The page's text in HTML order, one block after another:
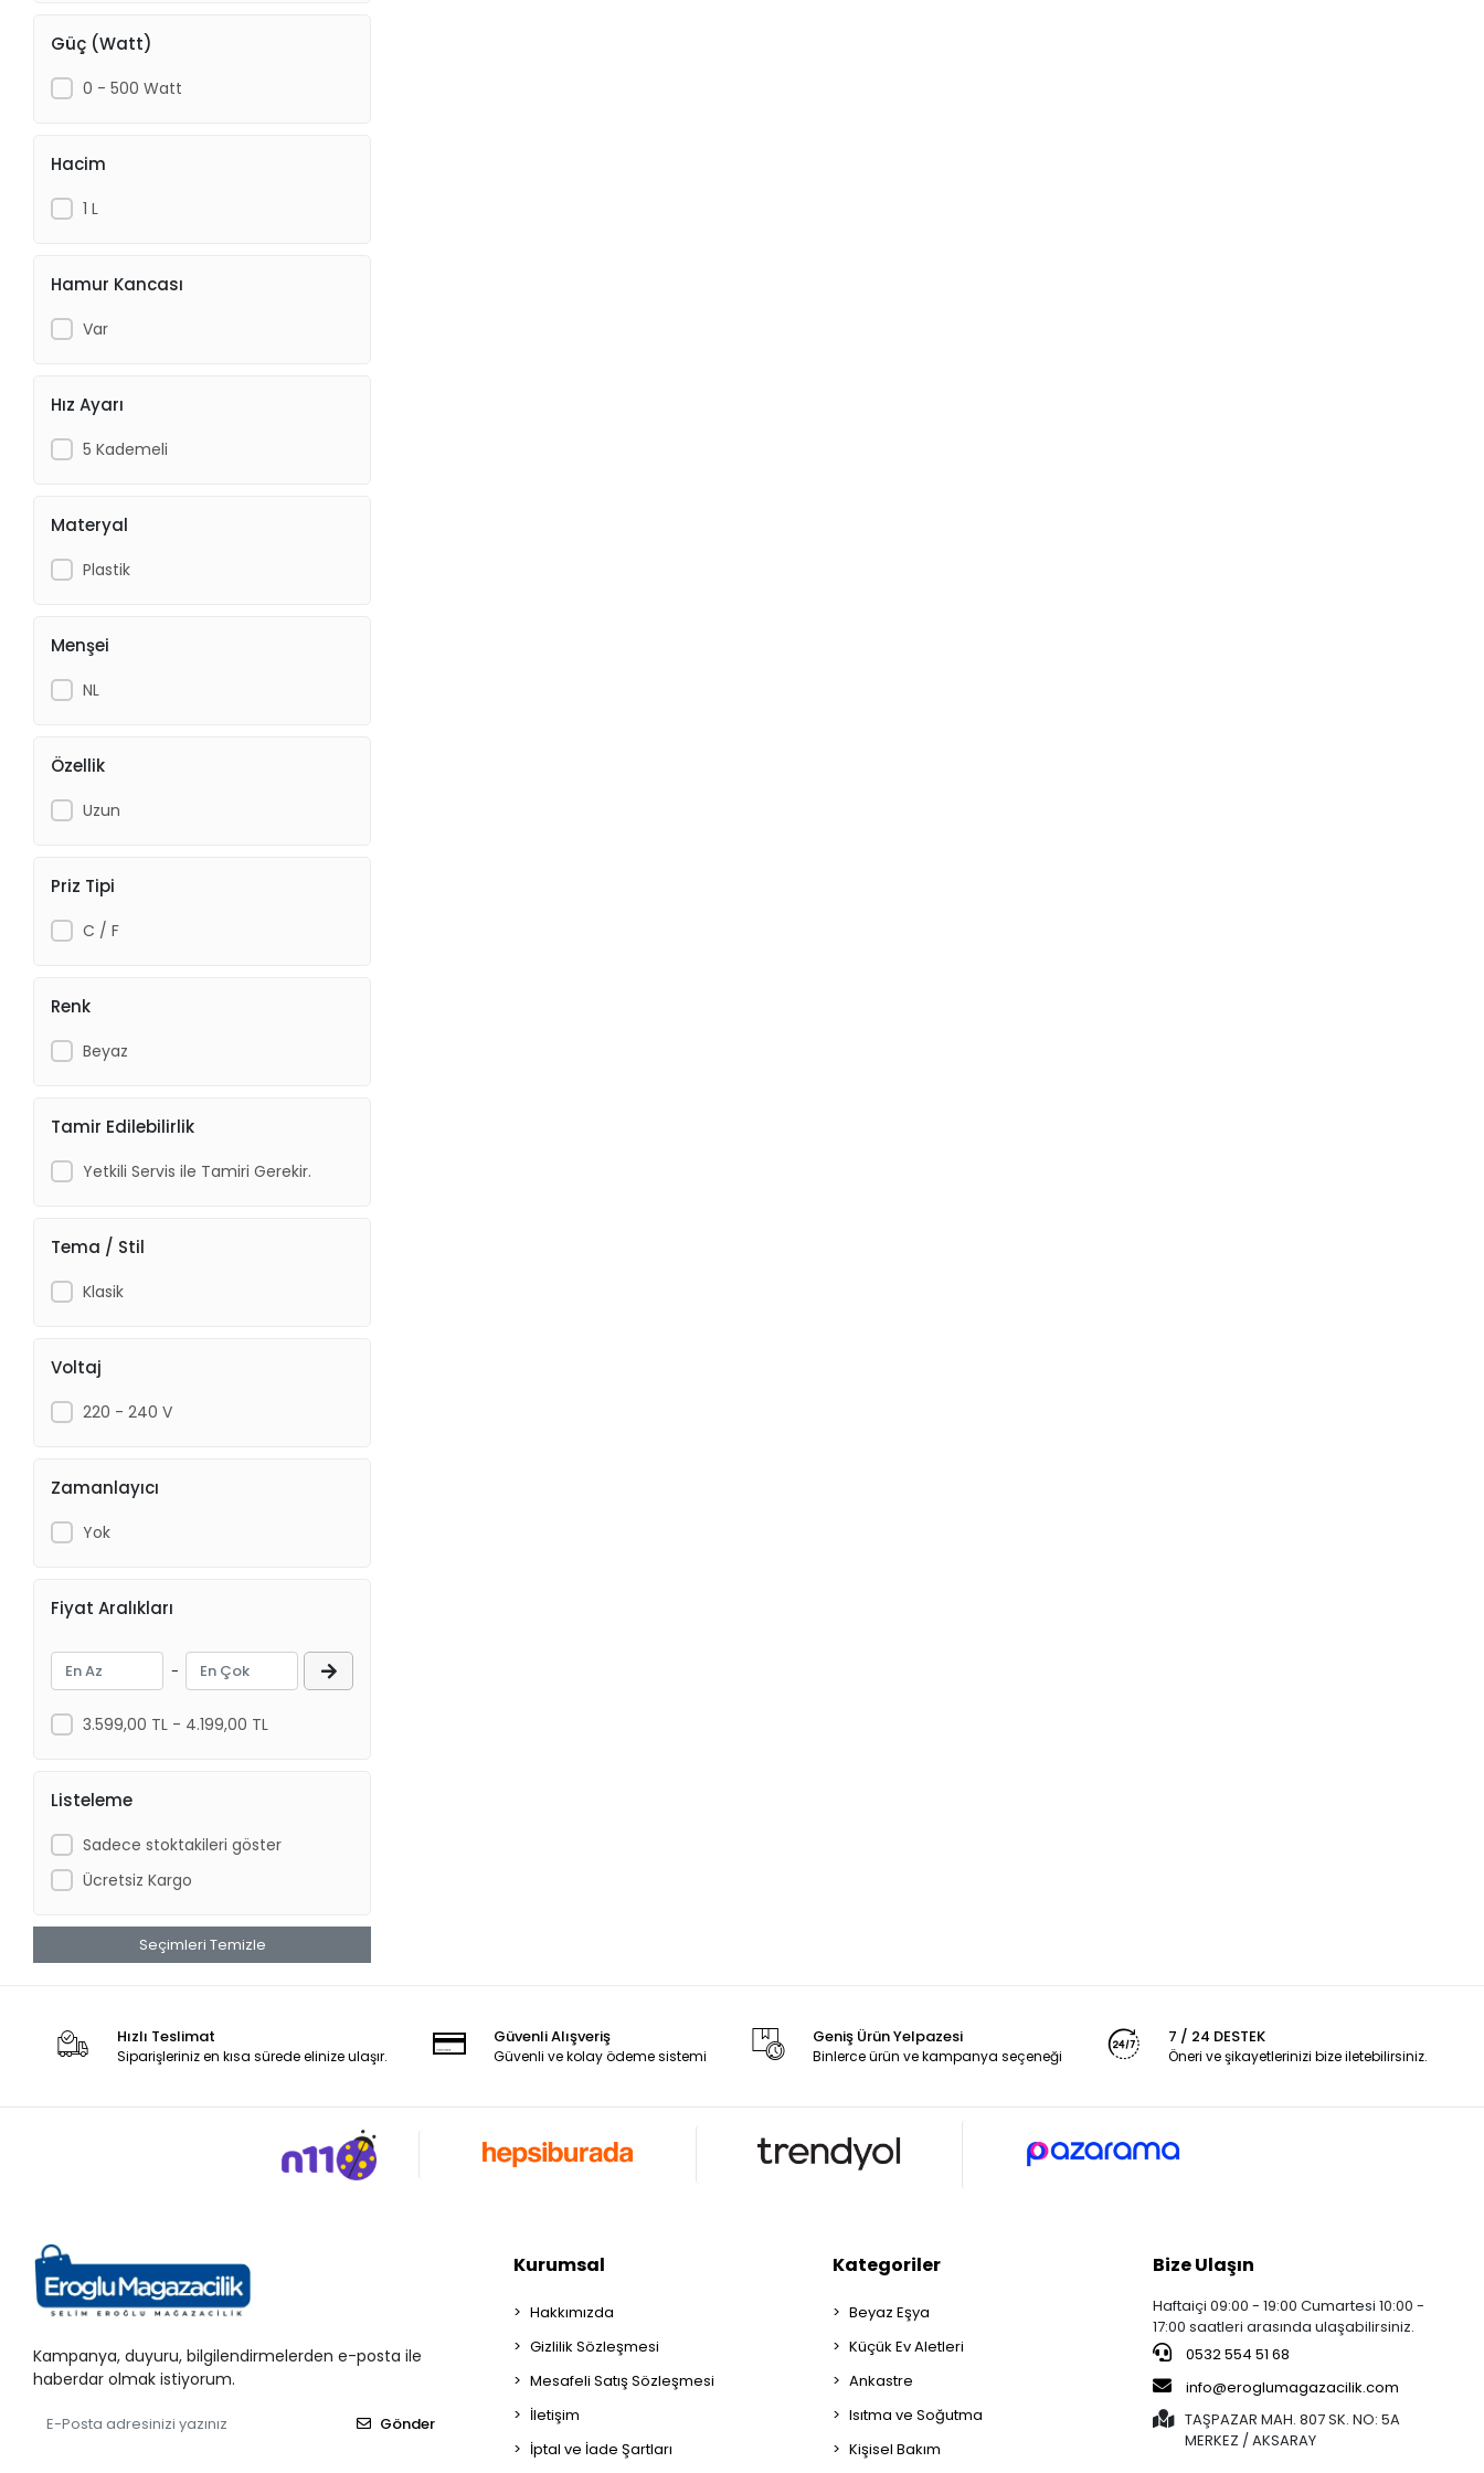
Güç (Watt)
0 - 500 Watt
Hacim
1 L
Hamur Kancası
Var
Hız Ayarı
5 Kademeli
Materyal
Plastik
Menşei
NL
Özellik
Uzun
Priz Tipi
C / F
Renk
Beyaz
Tamir Edilebilirlik
Yetkili Servis ile Tamiri Gerekir.
Tema / Stil
Klasik
Voltaj
220 - 240 V
Zamanlayıcı
Yok
Fiyat Aralıkları
-
3.599,00 TL - 4.199,00 TL
Listeleme
Sadece stoktakileri göster
Ücretsiz Kargo
Seçimleri Temizle
Hızlı Teslimat
Siparişleriniz en kısa sürede elinize ulaşır.
Güvenli Alışveriş
Güvenli ve kolay ödeme sistemi
Geniş Ürün Yelpazesi
Binlerce ürün ve kampanya seçeneği
7 / 24 DESTEK
Öneri ve şikayetlerinizi bize iletebilirsiniz.
Kampanya, duyuru, bilgilendirmelerden e-posta ile
haberdar olmak istiyorum.
Gönder
Kurumsal
Hakkımızda
Gizlilik Sözleşmesi
Mesafeli Satış Sözleşmesi
İletişim
İptal ve İade Şartları
Kategoriler
Beyaz Eşya
Küçük Ev Aletleri
Ankastre
Isıtma ve Soğutma
Kişisel Bakım
Bize Ulaşın
Haftaiçi 09:00 - 19:00 Cumartesi 10:00 -
17:00 saatleri arasında ulaşabilirsiniz.
0532 554 51 68
info@eroglumagazacilik.com
TAŞPAZAR MAH. 807 SK. NO: 5A
MERKEZ / AKSARAY